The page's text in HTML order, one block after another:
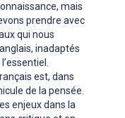
mais
prendre avec
qui nous
inadaptés
est, dans
de la pensée.
enjeux dans la